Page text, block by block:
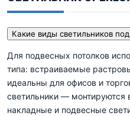
Какие виды светильников
Для подвесных потолков
типа: встраиваемые
идеальны для офисов и
светильники — монтируются
накладные и подвесные